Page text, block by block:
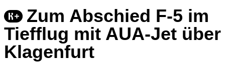
Zum Abschied F-5 im
Tiefflug mit AUA-Jet über
Klagenfurt